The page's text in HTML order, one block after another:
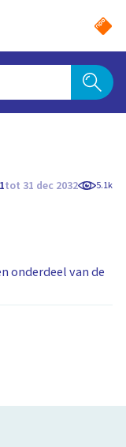
tot 31 dec 2032 5.1k
onderdeel van de